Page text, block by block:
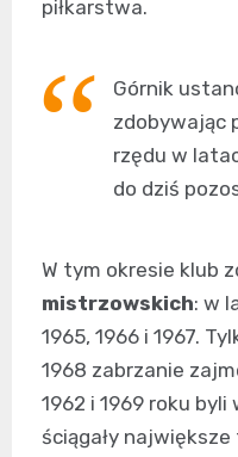
piłkarstwa.
Górnik
zdobywając
rzędu w
do dziś
W tym okresie klub
mistrzowskich: w
1965, 1966 i 1967.
1968 zabrzanie
1962 i 1969 roku
ściągały